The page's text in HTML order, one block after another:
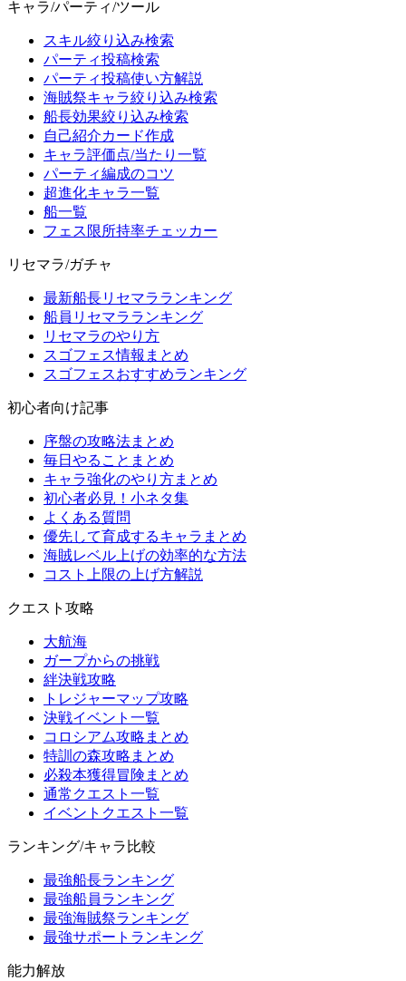
キャラ/パーティ/ツール
スキル絞り込み検索
パーティ投稿検索
パーティ投稿使い方解説
海賊祭キャラ絞り込み検索
船長効果絞り込み検索
自己紹介カード作成
キャラ評価点/当たり一覧
パーティ編成のコツ
超進化キャラ一覧
船一覧
フェス限所持率チェッカー
リセマラ/ガチャ
最新船長リセマラランキング
船員リセマラランキング
リセマラのやり方
スゴフェス情報まとめ
スゴフェスおすすめランキング
初心者向け記事
序盤の攻略法まとめ
毎日やることまとめ
キャラ強化のやり方まとめ
初心者必見！小ネタ集
よくある質問
優先して育成するキャラまとめ
海賊レベル上げの効率的な方法
コスト上限の上げ方解説
クエスト攻略
大航海
ガープからの挑戦
絆決戦攻略
トレジャーマップ攻略
決戦イベント一覧
コロシアム攻略まとめ
特訓の森攻略まとめ
必殺本獲得冒険まとめ
通常クエスト一覧
イベントクエスト一覧
ランキング/キャラ比較
最強船長ランキング
最強船員ランキング
最強海賊祭ランキング
最強サポートランキング
能力解放